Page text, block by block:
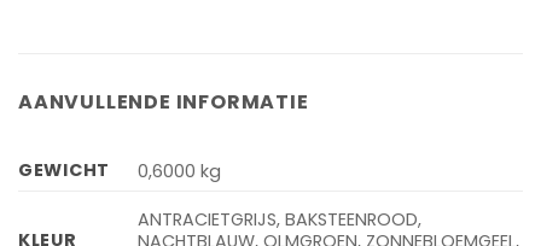
AANVULLENDE INFORMATIE
GEWICHT 0,6000 kg
KLEUR
ANTRACIETGRIJS, BAKSTEENROOD,